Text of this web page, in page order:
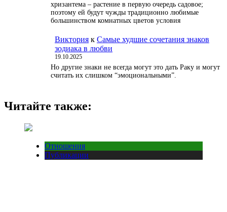
хризантема – растение в первую очередь садовое;
поэтому ей будут чужды традиционно любимые
большинством комнатных цветов условия
Виктория к Самые худшие сочетания знаков
зодиака в любви
19.10.2025
Но другие знаки не всегда могут это дать Раку и могут
считать их слишком “эмоциональными”.
Читайте также:
Отношения
Публикации